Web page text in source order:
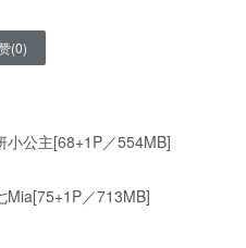
(0)
公主[68+1P／554MB]
／713MB]